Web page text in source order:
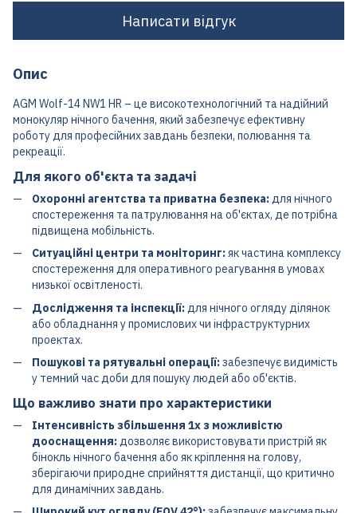
Написати відгук
Опис
AGM Wolf-14 NW1 HR – це високотехнологічний та надійний
монокуляр нічного бачення, який забезпечує ефективну
роботу для професійних завдань безпеки, полювання та
рекреації.
Для якого об'єкта та задачі
Охоронні агентства та приватна безпека:для нічного
спостереження та патрулювання на об'єктах, де потрібна
підвищена мобільність.
Ситуаційні центри та моніторинг:як частина комплексу
спостереження для оперативного реагування в умовах
низької освітленості.
Дослідження та інспекції: для нічного огляду ділянок
або обладнання у промислових чи інфраструктурних
проектах.
Пошукові та рятувальні операції:забезпечує видимість
у темний час доби для пошуку людей або об'єктів.
Що важливо знати про характеристики
Інтенсивність збільшення 1x з можливістю
дооснащення:дозволяє використовувати пристрій як
бінокль нічного бачення або як кріплення на голову,
зберігаючи природне сприйняття дистанції, що критично
для динамічних завдань.